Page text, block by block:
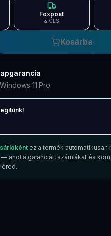
Foxpost
& GLS
Kosárba
11 Pro
ez a termék automatikusan
— ahol a garanciát, számlákat és